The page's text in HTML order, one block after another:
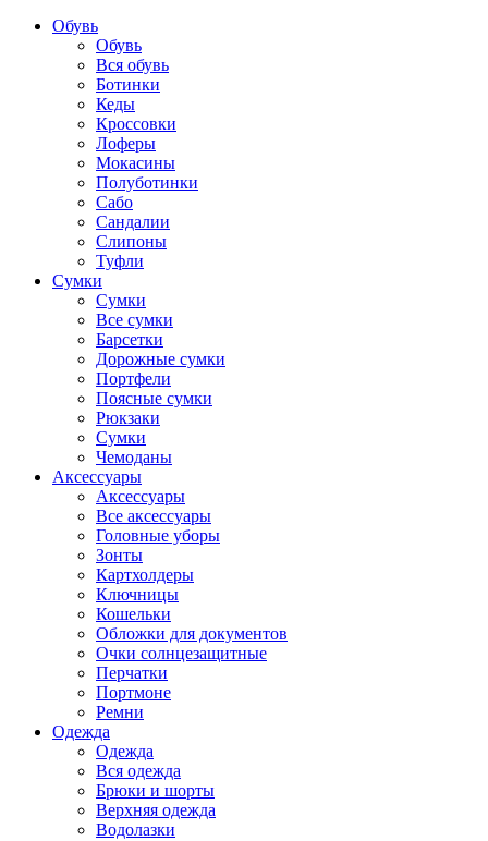
Обувь
Обувь
Вся обувь
Ботинки
Кеды
Кроссовки
Лоферы
Мокасины
Полуботинки
Сабо
Сандалии
Слипоны
Туфли
Сумки
Сумки
Все сумки
Барсетки
Дорожные сумки
Портфели
Поясные сумки
Рюкзаки
Сумки
Чемоданы
Аксессуары
Аксессуары
Все аксессуары
Головные уборы
Зонты
Картхолдеры
Ключницы
Кошельки
Обложки для документов
Очки солнцезащитные
Перчатки
Портмоне
Ремни
Одежда
Одежда
Вся одежда
Брюки и шорты
Верхняя одежда
Водолазки